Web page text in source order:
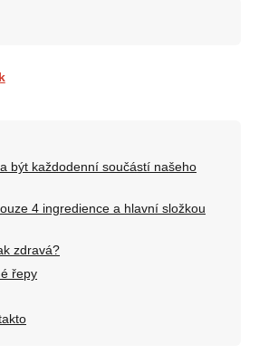
být každodenní součástí našeho
4 ingredience a hlavní složkou
zdravá?
řepy